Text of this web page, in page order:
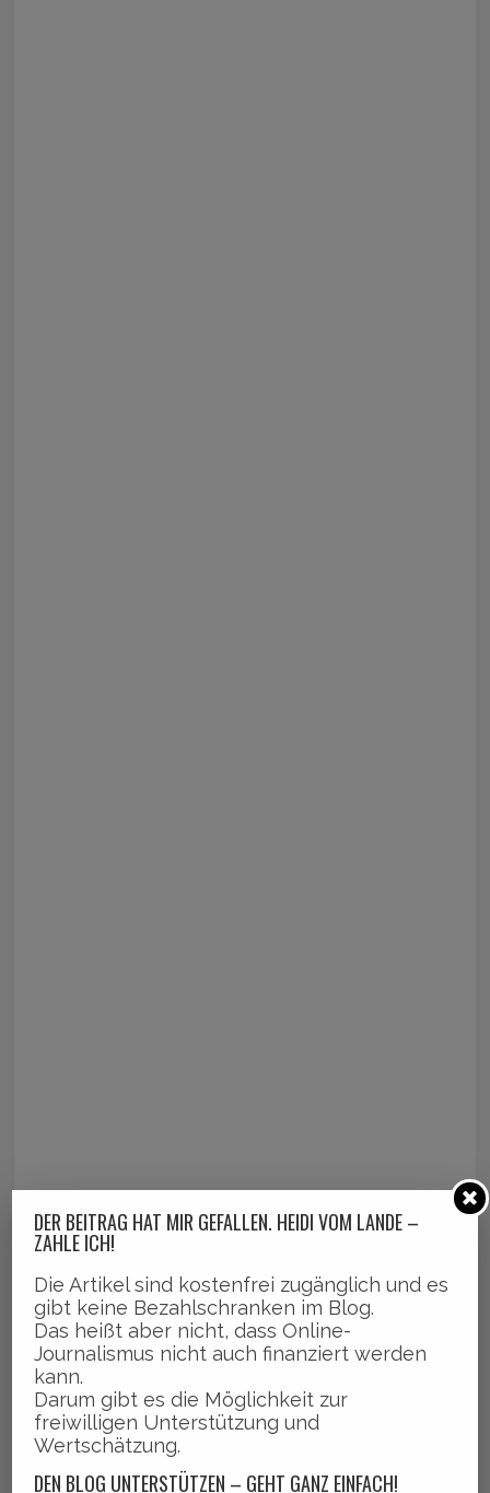
DER BEITRAG HAT MIR GEFALLEN. HEIDI VOM LANDE –
ZAHLE ICH!
Die Artikel sind kostenfrei zugänglich und es
gibt keine Bezahlschranken im Blog.
Das heißt aber nicht, dass Online-
Journalismus nicht auch finanziert werden
kann.
Darum gibt es die Möglichkeit zur
freiwilligen Unterstützung und
Wertschätzung.
DEN BLOG UNTERSTÜTZEN – GEHT GANZ EINFACH!